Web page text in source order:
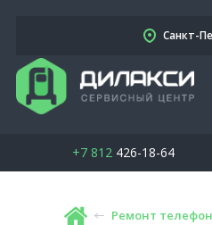
Санкт-
+7 812426-18-64
Ремонт